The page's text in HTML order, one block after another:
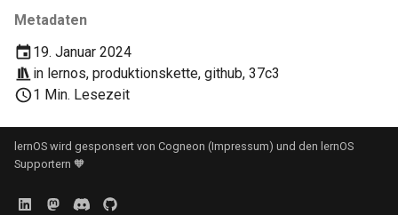
Metadaten
19. Januar 2024
in lernos, produktionskette, github, 37c3
1 Min. Lesezeit
lernOS wird gesponsert von Cogneon (Impressum) und den lernOS
Supportern 🧡